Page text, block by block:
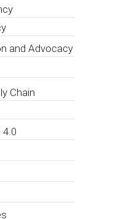
and Advocacy
Chain
4.0